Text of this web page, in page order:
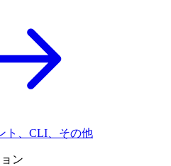
ト、CLI、その他
ン